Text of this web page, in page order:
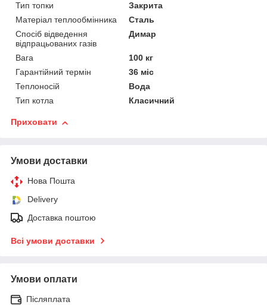
Тип топки
Закрита
Матеріал теплообмінника
Сталь
Спосіб відведення
відпрацьованих газів
Димар
Вага
100 кг
Гарантійний термін
36 міс
Теплоносій
Вода
Тип котла
Класичний
Приховати
Умови доставки
Нова Пошта
Delivery
Доставка поштою
Всі умови доставки
Умови оплати
Післяплата